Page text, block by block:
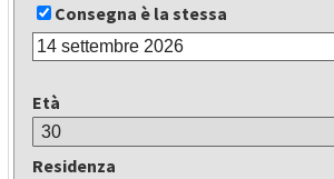
Consegna è la stessa
Età
Residenza